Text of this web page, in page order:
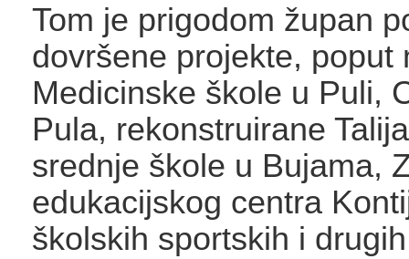
Tom je prigodom župan
dovršene projekte, poput
Medicinske škole u Puli,
Pula, rekonstruirane
srednje škole u Bujama,
edukacijskog centra
školskih sportskih i